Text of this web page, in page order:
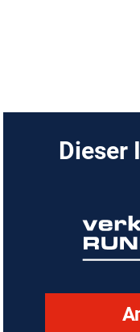
Dieser